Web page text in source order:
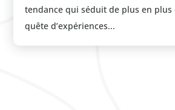
tendance qui séduit de plus en plus
quête d’expériences...